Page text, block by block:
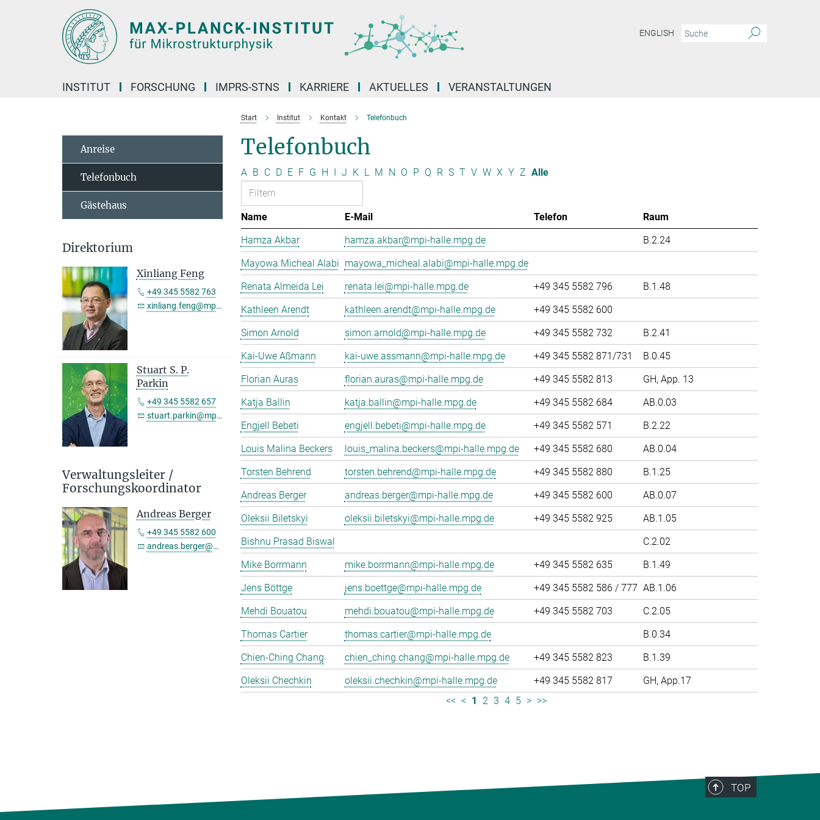
ENGLISH
INSTITUT FORSCHUNG IMPRS-STNS KARRIERE AKTUELLES VERANSTALTUNGEN
Start Institut Kontakt Telefonbuch
Telefonbuch
A B C D E F G H I J K L M N O P Q R S T V W X Y Z Alle
Name E-Mail Telefon
Raum
Hamza Akbar
hamza.akbar@mpi-halle.mpg.de
B.2.24
Mayowa Micheal Alabi mayowa_micheal.alabi@mpi-halle.mpg.de
Renata Almeida Lei
renata.lei@mpi-halle.mpg.de +49 345 5582 796
B.1.48
Kathleen Arendt
kathleen.arendt@mpi-halle.mpg.de
+49 345 5582 600
Simon Arnold
simon.arnold@mpi-halle.mpg.de +49 345 5582 732
B.2.41
Kai-Uwe Aßmann
kai-uwe.assmann@mpi-halle.mpg.de +49 345 5582 871/731
B.0.45
Florian Auras
florian.auras@mpi-halle.mpg.de +49 345 5582 813
GH, App. 13
Katja Ballin
katja.ballin@mpi-halle.mpg.de +49 345 5582 684
AB.0.03
Engjell Bebeti
engjell.bebeti@mpi-halle.mpg.de +49 345 5582 571
B.2.22
Louis Malina Beckers
louis_malina.beckers@mpi-halle.mpg.de +49 345 5582 680
AB.0.04
Torsten Behrend
torsten.behrend@mpi-halle.mpg.de +49 345 5582 880
B.1.25
Andreas Berger
andreas.berger@mpi-halle.mpg.de +49 345 5582 600
AB.0.07
Oleksii Biletskyi
oleksii.biletskyi@mpi-halle.mpg.de +49 345 5582 925
AB.1.05
Bishnu Prasad Biswal
C.2.02
Mike Borrmann
mike.borrmann@mpi-halle.mpg.de +49 345 5582 635
B.1.49
Jens Böttge
jens.boettge@mpi-halle.mpg.de +49 345 5582 586 / 777 AB.1.06
Mehdi Bouatou
mehdi.bouatou@mpi-halle.mpg.de +49 345 5582 703
C.2.05
Thomas Cartier
thomas.cartier@mpi-halle.mpg.de
B.0.34
Chien-Ching Chang
chien_ching.chang@mpi-halle.mpg.de +49 345 5582 823
B.1.39
Oleksii Chechkin
oleksii.chechkin@mpi-halle.mpg.de +49 345 5582 817
GH, App.17
<< < 1 2 3 4 5 > >>
Anreise
Telefonbuch
Gästehaus
Direktorium
Xinliang Feng
+49 345 5582 763
xinliang.feng@mpi-halle.mpg.de
Stuart S. P.
Parkin
+49 345 5582 657
stuart.parkin@mpi-halle.mpg.de
Verwaltungsleiter /
Forschungskoordinator
Andreas Berger
+49 345 5582 600
andreas.berger@mpi-halle.mpg.de
TOP